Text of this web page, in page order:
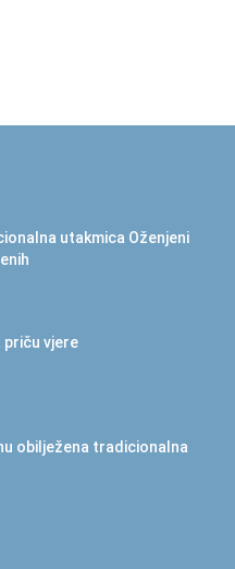
utakmica Oženjeni
priču vjere
obilježena tradicionalna